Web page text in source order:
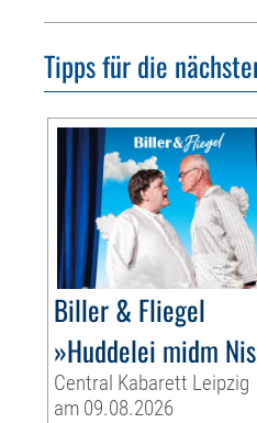
Tipps für die
Biller & Fliegel
»Huddelei midm
Central Kabarett Leipzig
am 09.08.2026